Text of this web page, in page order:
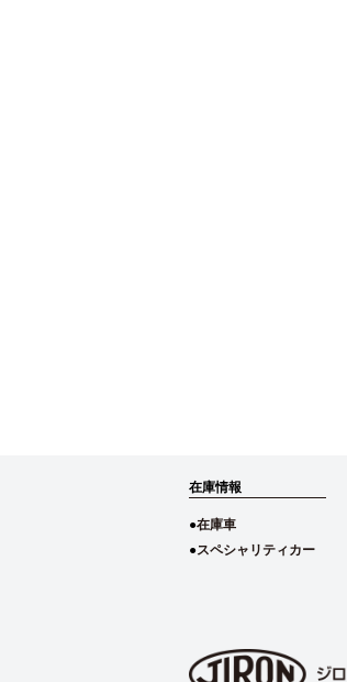
在庫情報
在庫車
スペシャリティカー